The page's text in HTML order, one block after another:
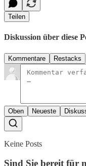
Teilen
Diskussion über diese
Kommentare Restacks
Oben Neueste
Keine Posts
Sind Sie bereit für